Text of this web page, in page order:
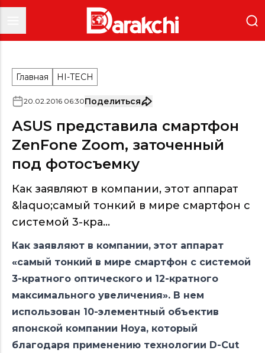
Главная HI-TECH
20.02.2016 06:30Поделиться
АSUS представила смартфон
ZenFone Zoom, заточенный
под фотосъемку
Как заявляют в компании, этот аппарат
&laquo;самый тонкий в мире смартфон с
системой 3-кра...
Как заявляют в компании, этот аппарат
«самый тонкий в мире смартфон с системой
3-кратного оптического и 12-кратного
максимального увеличения». В нем
использован 10-элементный объектив
японской компании Hoya, который
благодаря применению технологии D-Cut